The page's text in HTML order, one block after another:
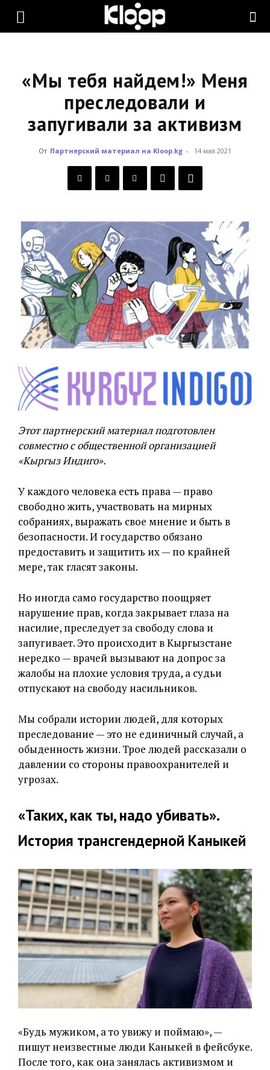
KLOOP.KG
Новости
Кыргызстана
«Мы тебя найдем!» Меня
преследовали и
запугивали за активизм
От Партнерский материал на Kloop.kg - 14 мая 2021
Этот партнерский материал подготовлен
совместно с общественной организацией
«Кыргыз Индиго».
У каждого человека есть права — право
свободно жить, участвовать на мирных
собраниях, выражать свое мнение и быть в
безопасности. И государство обязано
предоставить и защитить их — по крайней
мере, так гласят законы.
Но иногда само государство поощряет
нарушение прав, когда закрывает глаза на
насилие, преследует за свободу слова и
запугивает. Это происходит в Кыргызстане
нередко — врачей вызывают на допрос за
жалобы на плохие условия труда, а судьи
отпускают на свободу насильников.
Мы собрали истории людей, для которых
преследование — это не единичный случай, а
обыденность жизни. Трое людей рассказали о
давлении со стороны правоохранителей и
угрозах.
«Таких, как ты, надо убивать».
История трансгендерной Каныкей
«Будь мужиком, а то увижу и поймаю», —
пишут неизвестные люди Каныкей в фейсбуке.
После того, как она занялась активизмом и